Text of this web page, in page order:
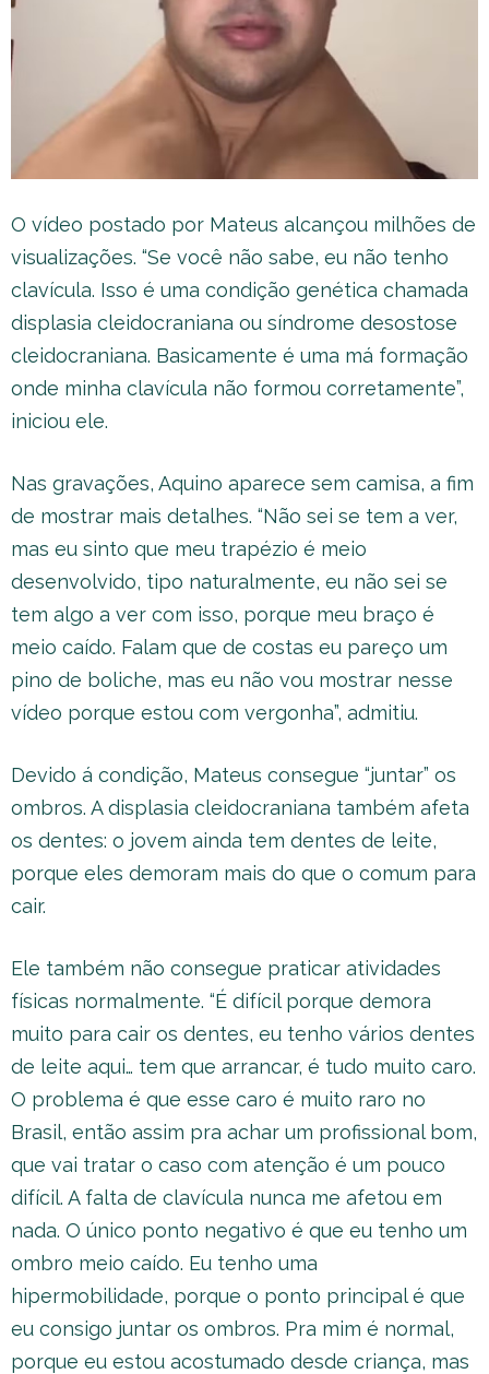
O vídeo postado por Mateus alcançou milhões de
visualizações. “Se você não sabe, eu não tenho
clavícula. Isso é uma condição genética chamada
displasia cleidocraniana ou síndrome desostose
cleidocraniana. Basicamente é uma má formação
onde minha clavícula não formou corretamente”,
iniciou ele.
Nas gravações, Aquino aparece sem camisa, a fim
de mostrar mais detalhes. “Não sei se tem a ver,
mas eu sinto que meu trapézio é meio
desenvolvido, tipo naturalmente, eu não sei se
tem algo a ver com isso, porque meu braço é
meio caído. Falam que de costas eu pareço um
pino de boliche, mas eu não vou mostrar nesse
vídeo porque estou com vergonha”, admitiu.
Devido á condição, Mateus consegue “juntar” os
ombros. A displasia cleidocraniana também afeta
os dentes: o jovem ainda tem dentes de leite,
porque eles demoram mais do que o comum para
cair.
Ele também não consegue praticar atividades
físicas normalmente. “É difícil porque demora
muito para cair os dentes, eu tenho vários dentes
de leite aqui… tem que arrancar, é tudo muito caro.
O problema é que esse caro é muito raro no
Brasil, então assim pra achar um profissional bom,
que vai tratar o caso com atenção é um pouco
difícil. A falta de clavícula nunca me afetou em
nada. O único ponto negativo é que eu tenho um
ombro meio caído. Eu tenho uma
hipermobilidade, porque o ponto principal é que
eu consigo juntar os ombros. Pra mim é normal,
porque eu estou acostumado desde criança, mas